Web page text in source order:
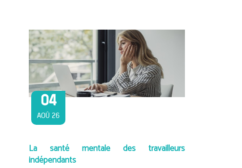
04
AOÛ 26
La santé mentale des travailleurs
indépendants